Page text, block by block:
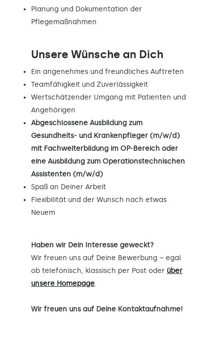
Planung und Dokumentation der
Pflegemaßnahmen
Unsere Wünsche an Dich
Ein angenehmes und freundliches Auftreten
Teamfähigkeit und Zuverlässigkeit
Wertschätzender Umgang mit Patienten und
Angehörigen
Abgeschlossene Ausbildung zum
Gesundheits- und Krankenpfleger (m/w/d)
mit Fachweiterbildung im OP-Bereich oder
eine Ausbildung zum Operationstechnischen
Assistenten (m/w/d)
Spaß an Deiner Arbeit
Flexibilität und der Wunsch nach etwas
Neuem
Haben wir Dein Interesse geweckt?
Wir freuen uns auf Deine Bewerbung – egal
ob telefonisch, klassisch per Post oder über
unsere Homepage.
Wir freuen uns auf Deine Kontaktaufnahme!